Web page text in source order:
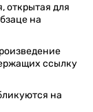
открытая для
на
ссылку
на